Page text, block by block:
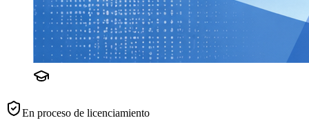
En proceso de licenciamiento